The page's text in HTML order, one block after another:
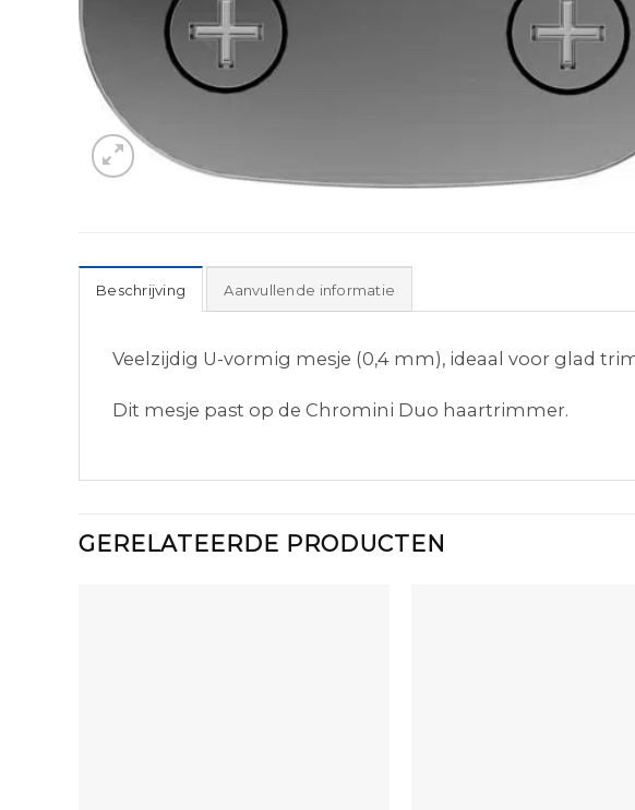
Beschrijving Aanvullende informatie
Veelzijdig U-vormig mesje (0,4 mm), ideaal voor glad
Dit mesje past op de Chromini Duo haartrimmer.
GERELATEERDE PRODUCTEN